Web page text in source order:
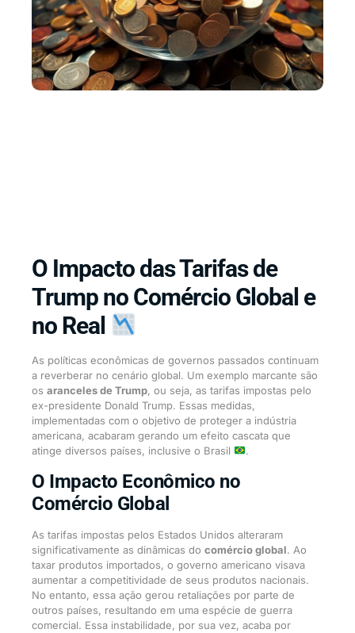
O Impacto das Tarifas de
Trump no Comércio Global e
no Real
As políticas econômicas de governos passados continuam
a reverberar no cenário global. Um exemplo marcante são
os aranceles de Trump, ou seja, as tarifas impostas pelo
ex-presidente Donald Trump. Essas medidas,
implementadas com o objetivo de proteger a indústria
americana, acabaram gerando um efeito cascata que
atinge diversos países, inclusive o Brasil
.
O Impacto Econômico no
Comércio Global
As tarifas impostas pelos Estados Unidos alteraram
significativamente as dinâmicas do comércio global. Ao
taxar produtos importados, o governo americano visava
aumentar a competitividade de seus produtos nacionais.
No entanto, essa ação gerou retaliações por parte de
outros países, resultando em uma espécie de guerra
comercial. Essa instabilidade, por sua vez, acaba por